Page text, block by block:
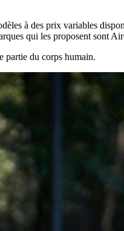
à des prix variables
qui les proposent sont
partie du corps humain.